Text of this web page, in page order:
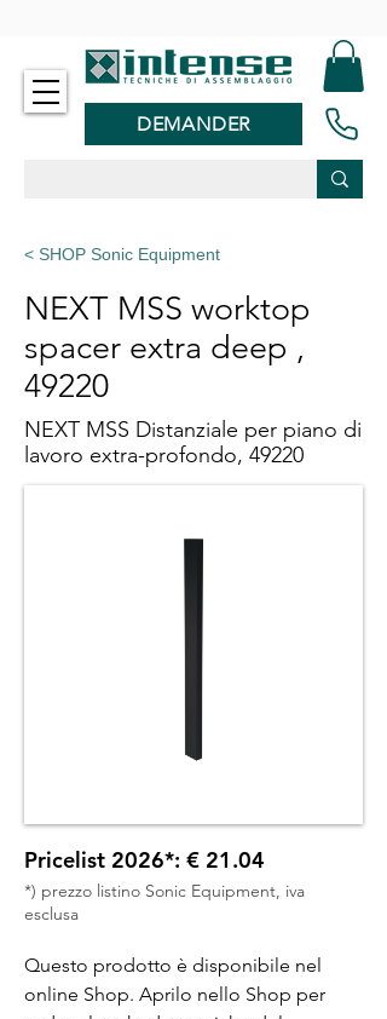
DEMANDER
< SHOP Sonic Equipment
NEXT MSS worktop
spacer extra deep ,
49220
NEXT MSS Distanziale per piano di
lavoro extra-profondo, 49220
Pricelist 2026*: € 21.04
*) prezzo listino Sonic Equipment, iva
esclusa
Questo prodotto è disponibile nel
online Shop. Aprilo nello Shop per